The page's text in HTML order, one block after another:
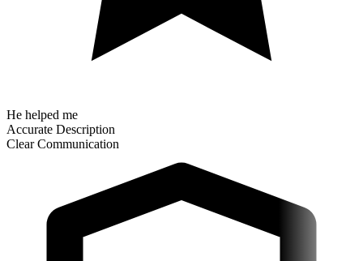
He helped me
Accurate Description
Clear Communication